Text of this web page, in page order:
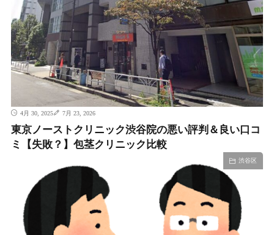
4月 30, 2025 7月 23, 2026
東京ノーストクリニック渋谷院の悪い評判＆良い口コ
ミ【失敗？】包茎クリニック比較
渋谷区